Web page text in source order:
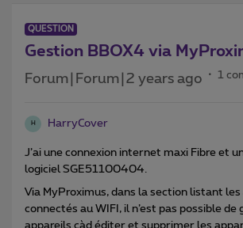
QUESTION
Gestion BBOX4 via
Forum|Forum|2 years ago 1
H HarryCover
J’ai une connexion internet maxi Fibre et
logiciel SGE51100404.
Via MyProximus, dans la section listant les
connectés au WIFI, il n’est pas possible de
appareils càd éditer et supprimer les